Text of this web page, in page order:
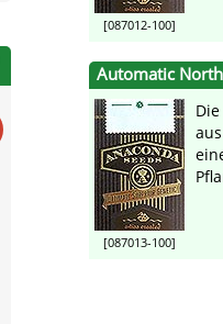
[087012-100]
Automatic
[087013-100]